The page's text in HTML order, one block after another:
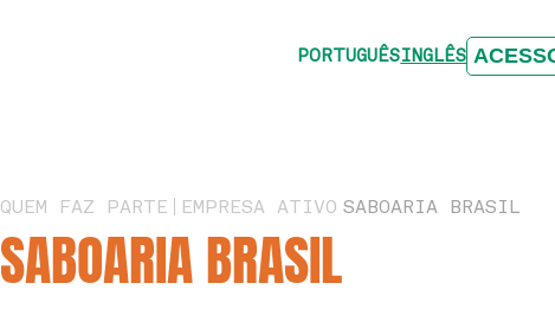
PORTUGUÊSINGLÊS
QUEM FAZ PARTE EMPRESA ATIVO SABOARIA BRASIL
SABOARIA BRASIL